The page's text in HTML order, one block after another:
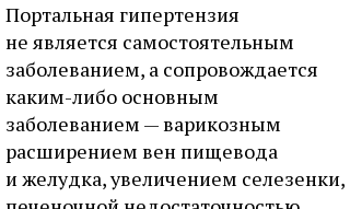
Портальная гипертензия
не является самостоятельным
заболеванием, а сопровождается
каким-либо основным
заболеванием — варикозным
расширением вен пищевода
и желудка, увеличением селезенки,